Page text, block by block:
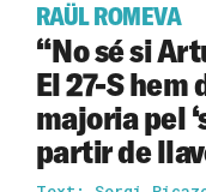
RAÜL ROMEVA
“No sé si
El 27-S hem
majoria pel
partir de